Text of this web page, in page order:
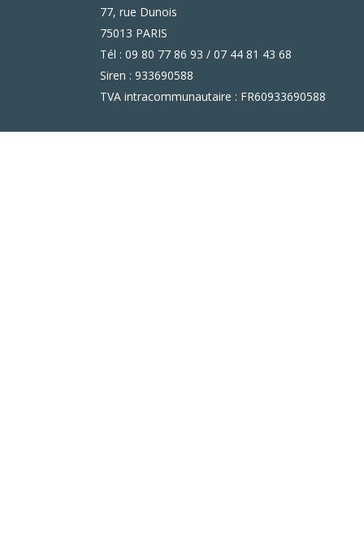
77, rue Dunois
75013 PARIS
Tél : 09 80 77 86 93 / 07 44 81 43 68
Siren : 933690588
TVA intracommunautaire : FR60933690588